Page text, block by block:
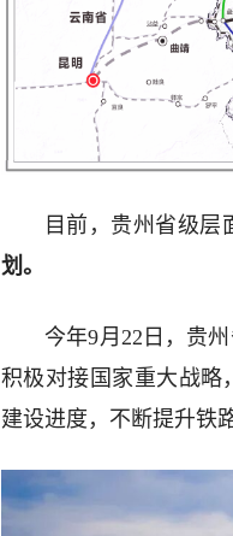
目前，贵州省级层
划。
今年9月22日，贵
积极对接国家重大战略
建设进度，不断提升铁